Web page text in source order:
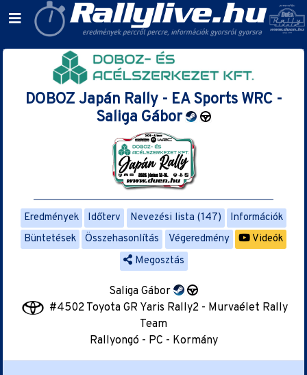
DOBOZ Japán Rally - EA Sports WRC -
Saliga Gábor
Eredmények Időterv Nevezési lista (147)
Információk
Büntetések
Összehasonlítás Végeredmény
Videók
Megosztás
Saliga Gábor
#4502 Toyota GR Yaris Rally2 - Murvaélet Rally
Team
Rallyongó - PC - Kormány